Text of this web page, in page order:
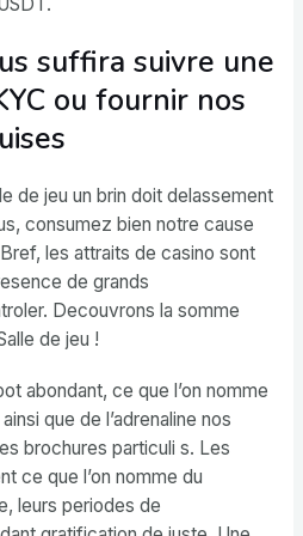
suffira suivre une
ou fournir nos
de jeu un brin doit delassement
consumez bien notre cause
les attraits de casino sont
de grands
Decouvrons la somme
de jeu !
abondant, ce que l’on nomme
que de l’adrenaline nos
brochures particuli s. Les
ce que l’on nomme du
leurs periodes de